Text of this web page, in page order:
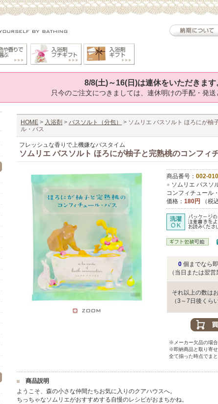
8/8(土)～16(日)は連休をいただきます
只今のご注文につきましては、連休明けの手配・発送
HOME > 入浴剤 > バスソルト（分包）
> ソムリエ バスソルト ほろにが柚
ル・バス
フレッシュな香りで上機嫌なバスタイム
ソムリエ バスソルト ほろにが柚子と完熟桃のコンフィ
商品番号： 002-
● ソムリエ バスソ
コンフィチュール
価格： 180円 （税
0 個までなら
（当日または翌営
それ以上の数は
（3～7日後くら
※メーカー欠品の場合
※即納商品と取り寄
全て揃った時点でま
商品説明
ようこそ、森の小さな仲間たちお気に入りのクアハウスへ。
ちっちゃなソムリエがおすすめする自慢のレシピがおまちかね。